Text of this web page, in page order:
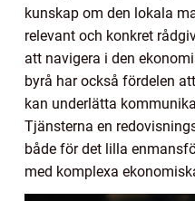
kunskap om den lokala
relevant och konkret
att navigera i den
byrå har också fördelen
kan underlätta
Tjänsterna en
både för det lilla
med komplexa